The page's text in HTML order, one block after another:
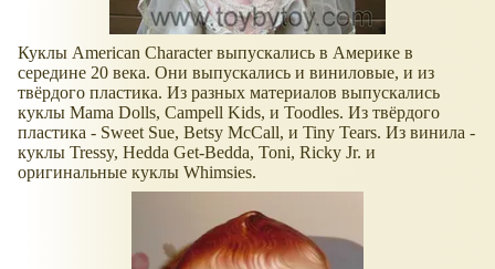
Куклы American Character выпускались в Америке в
середине 20 века. Они выпускались и виниловые, и из
твёрдого пластика. Из разных материалов выпускались
куклы Mama Dolls, Campell Kids, и Toodles. Из твёрдого
пластика - Sweet Sue, Betsy McCall, и Tiny Tears. Из винила -
куклы Tressy, Hedda Get-Bedda, Toni, Ricky Jr. и
оригинальные куклы Whimsies.